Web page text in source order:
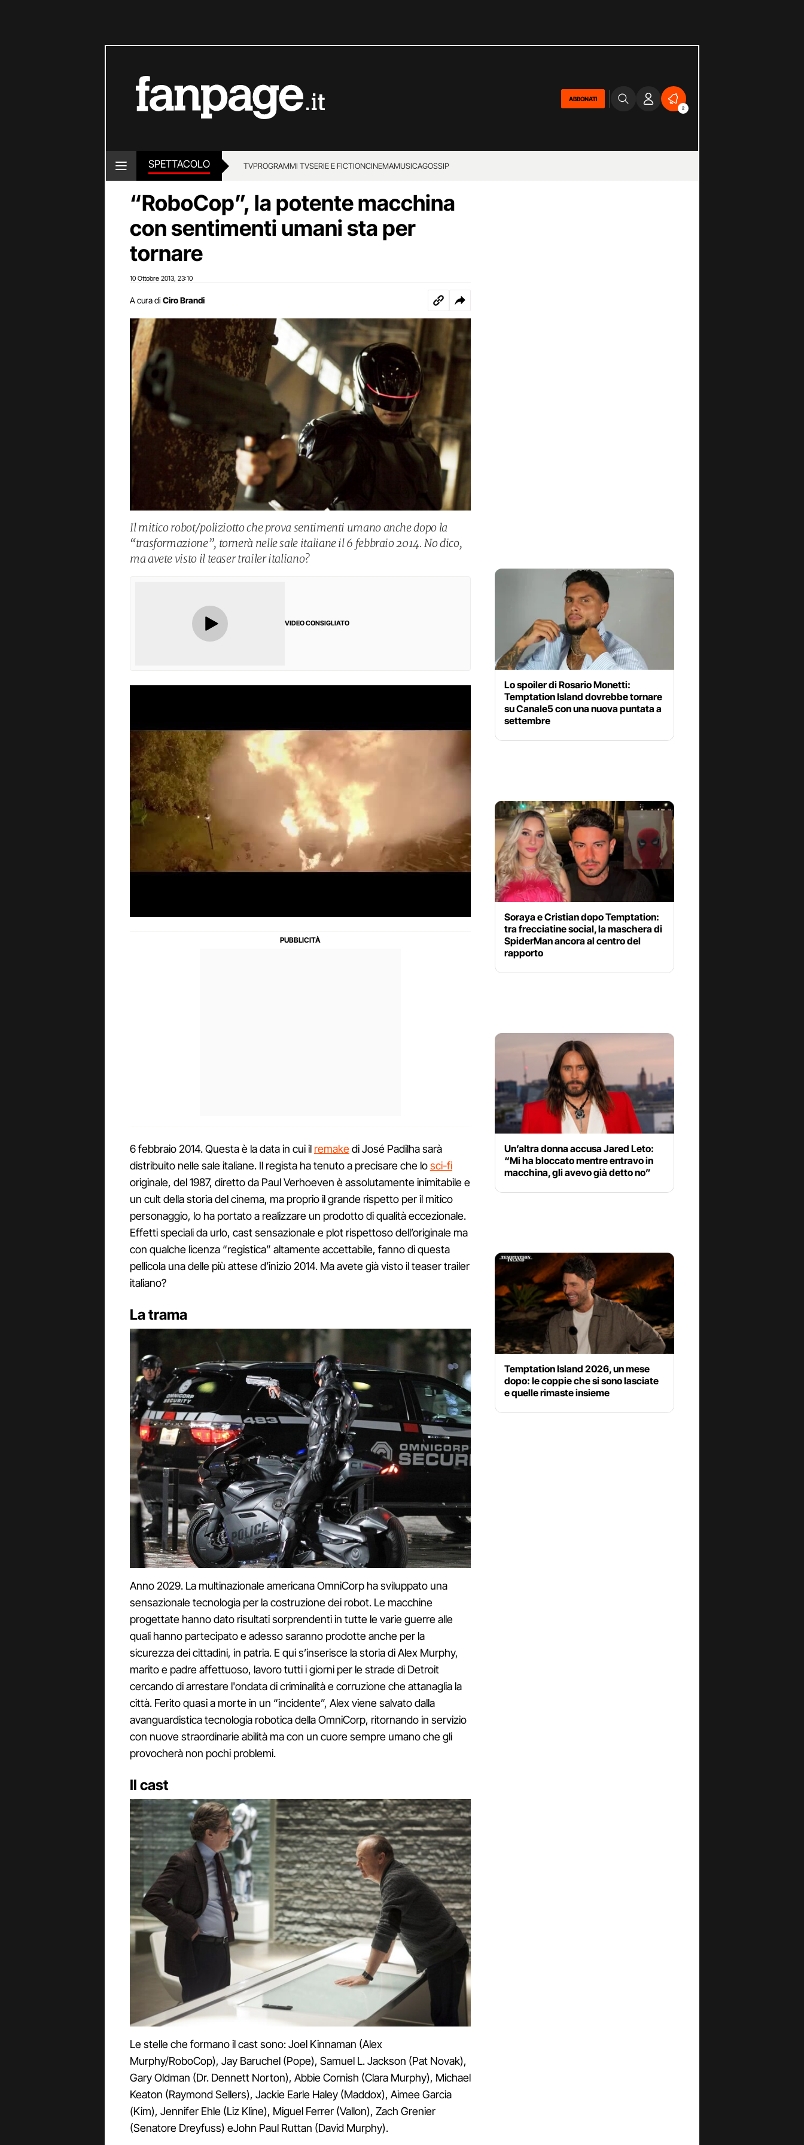
ABBONATI
2
SPETTACOLO TVPROGRAMMI TVSERIE E FICTIONCINEMAMUSICAGOSSIP
“RoboCop”, la potente macchina
con sentimenti umani sta per
tornare
10 Ottobre 2013 23:10
A cura di Ciro Brandi
Il mitico robot/poliziotto che prova sentimenti umano anche dopo la
“trasformazione”, tornerà nelle sale italiane il 6 febbraio 2014. No dico,
ma avete visto il teaser trailer italiano?
VIDEO CONSIGLIATO
6 febbraio 2014. Questa è la data in cui il remakedi José Padilha sarà
distribuito nelle sale italiane. Il regista ha tenuto a precisare che losci-fi
originale, del 1987, diretto da Paul Verhoeven è assolutamente inimitabile e
un cult della storia del cinema, ma proprio il grande rispetto per il mitico
personaggio, lo ha portato a realizzare un prodotto di qualità eccezionale.
Effetti speciali da urlo, cast sensazionale e plot rispettoso dell’originale ma
con qualche licenza “registica” altamente accettabile, fanno di questa
pellicola una delle più attese d’inizio 2014. Ma avete già visto il teaser trailer
italiano?
La trama
Anno 2029. La multinazionale americana OmniCorp ha sviluppato una
sensazionale tecnologia per la costruzione dei robot. Le macchine
progettate hanno dato risultati sorprendenti in tutte le varie guerre alle
quali hanno partecipato e adesso saranno prodotte anche per la
sicurezza dei cittadini, in patria. E qui s’inserisce la storia di Alex Murphy,
marito e padre affettuoso, lavoro tutti i giorni per le strade di Detroit
cercando di arrestare l'ondata di criminalità e corruzione che attanaglia la
città. Ferito quasi a morte in un “incidente”, Alex viene salvato dalla
avanguardistica tecnologia robotica della OmniCorp, ritornando in servizio
con nuove straordinarie abilità ma con un cuore sempre umano che gli
provocherà non pochi problemi.
Il cast
Le stelle che formano il cast sono: Joel Kinnaman (Alex
Murphy/RoboCop), Jay Baruchel (Pope), Samuel L. Jackson (Pat Novak),
Gary Oldman (Dr. Dennett Norton), Abbie Cornish (Clara Murphy), Michael
Keaton (Raymond Sellers), Jackie Earle Haley (Maddox), Aimee Garcia
(Kim), Jennifer Ehle (Liz Kline), Miguel Ferrer (Vallon), Zach Grenier
(Senatore Dreyfuss) eJohn Paul Ruttan (David Murphy).
Lo spoiler di Rosario Monetti:
Temptation Island dovrebbe tornare
su Canale5 con una nuova puntata a
settembre
Soraya e Cristian dopo Temptation:
tra frecciatine social, la maschera di
SpiderMan ancora al centro del
rapporto
Un’altra donna accusa Jared Leto:
“Mi ha bloccato mentre entravo in
macchina, gli avevo già detto no”
Temptation Island 2026, un mese
dopo: le coppie che si sono lasciate
e quelle rimaste insieme